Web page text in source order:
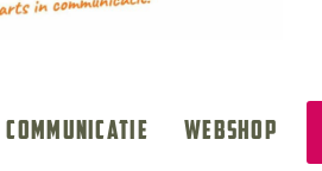
Communicatie Webshop